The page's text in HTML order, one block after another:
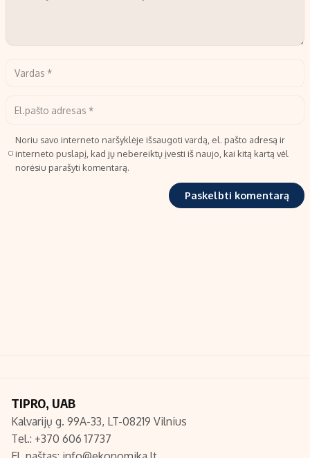
Noriu savo interneto naršyklėje išsaugoti vardą, el. pašto adresą ir
interneto puslapį, kad jų nebereiktų įvesti iš naujo, kai kitą kartą vėl
norėsiu parašyti komentarą.
TIPRO, UAB
Kalvarijų g. 99A-33, LT-08219 Vilnius
Tel.: +370 606 17737